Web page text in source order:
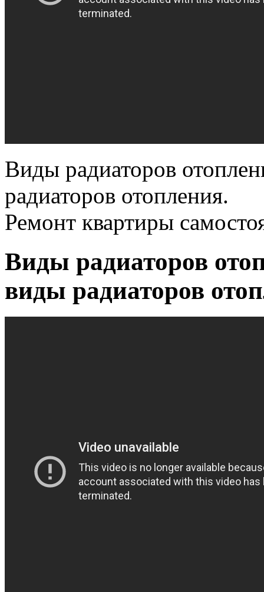
Виды радиаторов
радиаторов отопления.
Ремонт квартиры
Виды радиаторов
виды радиаторов